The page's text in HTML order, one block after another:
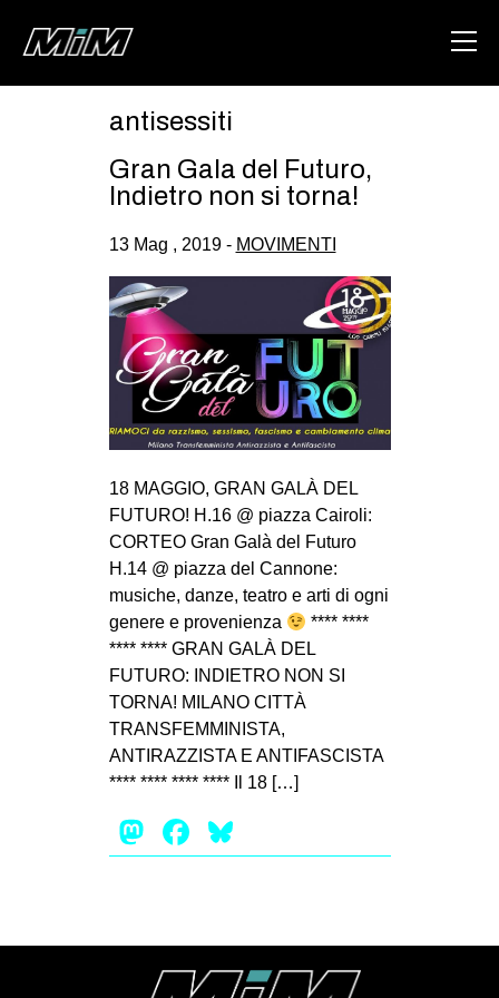
ABOUT
AREA
DEGENERAZIONE
GAZA FREESTYLE
CSOA LAMBRETTA
MSM
STUDENTI TSUNAMI
MILANO
MOBILITAZIONI
SPAZI
SPORT POPOLARE
MOVIMENTI
AMBIENTE
ANTIFASCISMO
DIRITTO ALL’ABITARE
GENERI
MIGRAZIONI
STUDENTI
antisessiti
Gran Gala del Futuro,
Indietro non si torna!
13 Mag , 2019 - MOVIMENTI
18 MAGGIO, GRAN GALÀ DEL
FUTURO! H.16 @ piazza Cairoli:
CORTEO Gran Galà del Futuro
H.14 @ piazza del Cannone:
musiche, danze, teatro e arti di ogni
genere e provenienza
**** ****
**** **** GRAN GALÀ DEL
FUTURO: INDIETRO NON SI
TORNA! MILANO CITTÀ
TRANSFEMMINISTA,
ANTIRAZZISTA E ANTIFASCISTA
**** **** **** **** Il 18 […]
Mastodon
Facebook